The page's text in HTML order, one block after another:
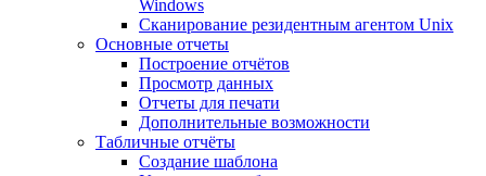
Windows
Сканирование резидентным агентом Unix
Основные отчеты
Построение отчётов
Просмотр данных
Отчеты для печати
Дополнительные возможности
Табличные отчёты
Создание шаблона